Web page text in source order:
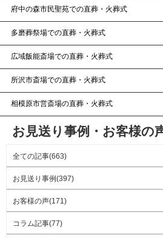
府中の森市民聖苑での直葬・火葬式
多磨葬祭場での直葬・火葬式
広域飯能斎場での直葬・火葬式
所沢市斎場での直葬・火葬式
相模原市営斎場の直葬・火葬式
お見送り事例・お客様の
全ての記事(663)
お見送り事例(397)
お客様の声(171)
コラム記事(77)